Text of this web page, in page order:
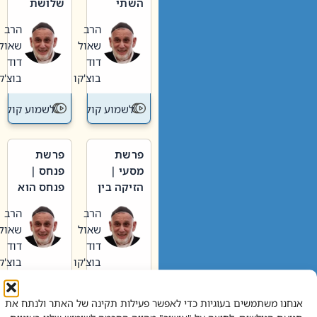
אנחנו משתמשים בעוגיות כדי לאפשר פעילות תקינה של האתר ולנתח את
וערב של
חיינו
הרב
שאול
דוד
בוצ'קו
לשמוע קול תורה – מדרש
האבות
הרב
שאול
דוד
בוצ'קו
לשמוע קול
פרשת
מסעי |
הזיקה בין
הגדול לעם הרב
שאול
דוד
בוצ'קו
לשמוע קול תורה – מדרש
פרשת
פנחס |
פנחס הוא
אליהו: בין
קנאות
הורסת
לקנאות
בונה
הרב
שאול
דוד
בוצ'קו
לשמוע קול